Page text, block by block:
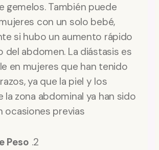
gemelos. También puede
con un solo bebé,
si hubo un aumento rápido
del abdomen. La diástasis es
en mujeres que han tenido
ya que la piel y los
la zona abdominal ya han sido
ocasiones previas.
2.
Peso